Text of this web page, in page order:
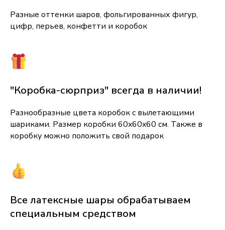
Разные оттенки шаров, фольгированных фигур,
цифр, перьев, конфетти и коробок
"Коробка-сюрприз" всегда в наличии!
Разнообразные цвета коробок с вылетающими
шариками. Размер коробки 60x60x60 см. Также в
коробку можно положить свой подарок
Все латексные шары обрабатываем
специальным средством